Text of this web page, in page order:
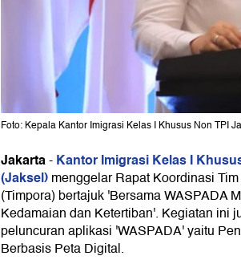
Foto: Kepala Kantor Imigrasi Kelas I Khusus Non TPI
Jakarta-Kantor Imigrasi Kelas I
(Jaksel)menggelar Rapat Koordinasi
(Timpora) bertajuk 'Bersama WASPADA
Kedamaian dan Ketertiban'. Kegiatan ini
peluncuran aplikasi 'WASPADA' yaitu
Berbasis Peta Digital.